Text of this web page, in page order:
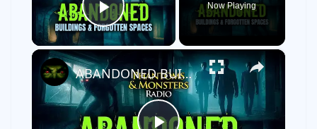
Play Video
Now Playing
×
ABANDONED BUILDINGS & FORGOTTEN SPACES: Horror Lurks in the Shadows!